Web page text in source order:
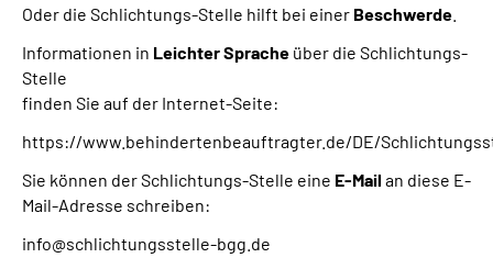
Oder die Schlichtungs-Stelle hilft bei einer Beschwerde
Informationen in Leichter Sprache über die Schlichtungs-
Stelle
finden Sie auf der Internet-Seite:
https://www.behindertenbeauftragter.de/DE/
Sie können der Schlichtungs-Stelle eine E-Mailan diese E-
Mail-Adresse schreiben:
info@schlichtungsstelle-bgg.de